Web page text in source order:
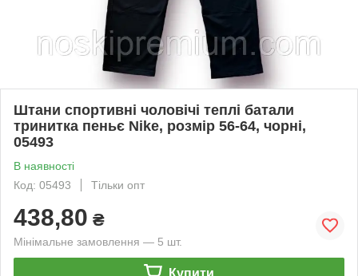
Штани спортивні чоловічі теплі батали
тринитка пеньє Nike, розмір 56-64, чорні,
05493
В наявності
Код: 05493
Тільки опт
438,80 ₴
Мінімальне замовлення — 5 шт.
Купити